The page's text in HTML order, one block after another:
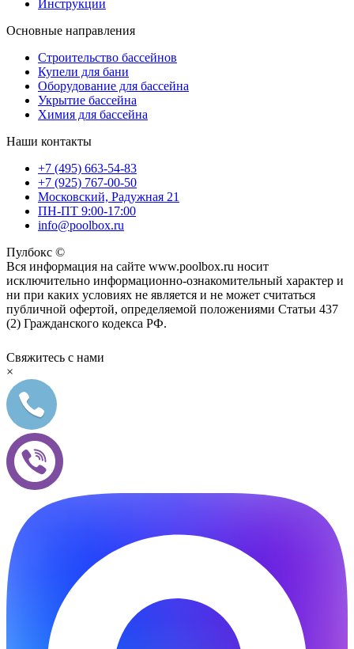
Инструкции
Основные направления
Строительство бассейнов
Купели для бани
Оборудование для бассейна
Укрытие бассейна
Химия для бассейна
Наши контакты
+7 (495) 663-54-83
+7 (925) 767-00-50
Московский, Радужная 21
ПН-ПТ 9:00-17:00
info@poolbox.ru
Пулбокс ©
Вся информация на сайте www.poolbox.ru носит
исключительно информационно-ознакомительный характер и
ни при каких условиях не является и не может считаться
публичной офертой, определяемой положениями Статьи 437
(2) Гражданского кодекса РФ.
Свяжитесь с нами
×